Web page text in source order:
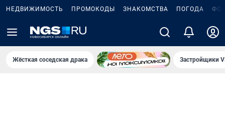
НЕДВИЖИМОСТЬ ПРОМОКОДЫ ЗНАКОМСТВА ПОГОДА
Жёсткая соседская драка Застройщики